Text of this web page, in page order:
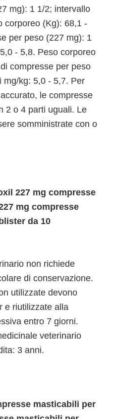
mg): 1 1/2; intervallo
corporeo (Kg): 68,1 -
per peso (227 mg): 1
- 5,8. Peso corporeo
compresse per peso
mg/kg: 5,0 - 5,7. Per
le compresse
2 o 4 parti uguali. Le
somministrate con o
227 mg compresse
mg compresse
da 10
non richiede
di conservazione.
utilizzate devono
e riutilizzate alla
entro 7 giorni.
veterinario
3 anni.
masticabili per